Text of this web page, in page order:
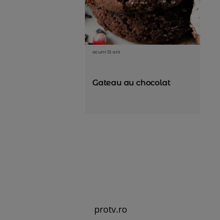
acum 13 ani
Gateau au chocolat
protv.ro